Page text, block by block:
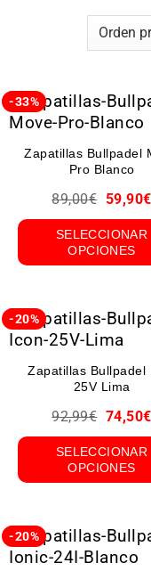
-33%
Zapatillas Bullpadel
Pro Blanco
89,00€ 59,90€
SELECCIONAR
OPCIONES
-20%
Zapatillas Bullpadel
25V Lima
92,99€ 74,50€
SELECCIONAR
OPCIONES
-20%